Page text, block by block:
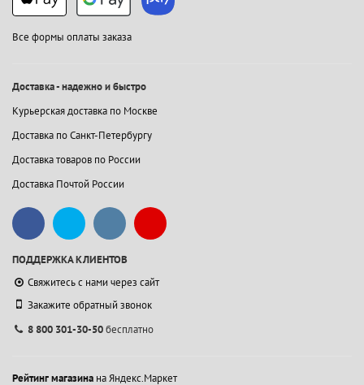
Все формы оплаты заказа
Доставка - надежно и быстро
Курьерская доставка по Москве
Доставка по Санкт-Петербургу
Доставка товаров по России
Доставка Почтой России
ПОДДЕРЖКА КЛИЕНТОВ
Свяжитесь с нами через сайт
Закажите обратный звонок
8 800 301-30-50бесплатно
Рейтинг магазина на Яндекс.Маркет